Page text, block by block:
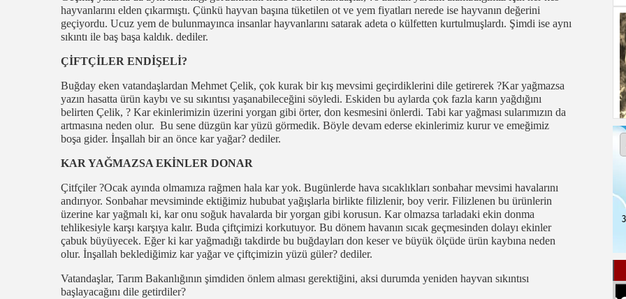
hayvanlarını elden çıkarmıştı. Çünkü hayvan başına tüketilen ot ve yem fiyatları nerede ise hayvanın değerini
geçiyordu. Ucuz yem de bulunmayınca insanlar hayvanlarını satarak adeta o külfetten kurtulmuşlardı. Şimdi ise aynı
sıkıntı ile baş başa kaldık. dediler.
ÇİFTÇİLER ENDİŞELİ?
Buğday eken vatandaşlardan Mehmet Çelik, çok kurak bir kış mevsimi geçirdiklerini dile getirerek ?Kar yağmazsa
yazın hasatta ürün kaybı ve su sıkıntısı yaşanabileceğini söyledi. Eskiden bu aylarda çok fazla karın yağdığını
belirten Çelik, ? Kar ekinlerimizin üzerini yorgan gibi örter, don kesmesini önlerdi. Tabi kar yağması sularımızın da
artmasına neden olur. Bu sene düzgün kar yüzü görmedik. Böyle devam ederse ekinlerimiz kurur ve emeğimiz
boşa gider. İnşallah bir an önce kar yağar? dediler.
KAR YAĞMAZSA EKİNLER DONAR
Çitfçiler ?Ocak ayında olmamıza rağmen hala kar yok. Bugünlerde hava sıcaklıkları sonbahar mevsimi havalarını
andırıyor. Sonbahar mevsiminde ektiğimiz hububat yağışlarla birlikte filizlenir, boy verir. Filizlenen bu ürünlerin
üzerine kar yağmalı ki, kar onu soğuk havalarda bir yorgan gibi korusun. Kar olmazsa tarladaki ekin donma
tehlikesiyle karşı karşıya kalır. Buda çiftçimizi korkutuyor. Bu dönem havanın sıcak geçmesinden dolayı ekinler
çabuk büyüyecek. Eğer ki kar yağmadığı takdirde bu buğdayları don keser ve büyük ölçüde ürün kaybına neden
olur. İnşallah beklediğimiz kar yağar ve çiftçimizin yüzü güler? dediler.
Vatandaşlar, Tarım Bakanlığının şimdiden önlem alması gerektiğini, aksi durumda yeniden hayvan sıkıntısı
başlayacağını dile getirdiler?